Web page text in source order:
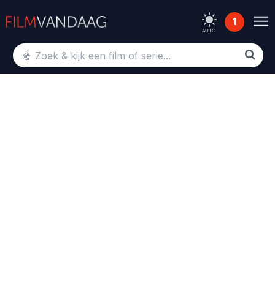
AUTO
1